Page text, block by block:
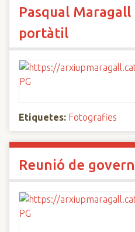
Pasqual
portàtil
Etiquetes: Fotografies
Reunió de